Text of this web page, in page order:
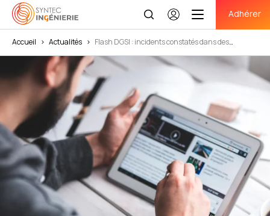
Se
connecter
Adhérer
Accueil > Actualités > Flash DGSI : incidents constatés dans des